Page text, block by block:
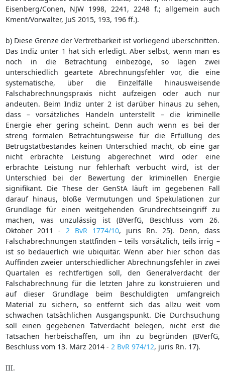
Eisenberg/Conen, NJW 1998, 2241, 2248 f.; allgemein auch
Kment/Vorwalter, JuS 2015, 193, 196 ff.).
b) Diese Grenze der Vertretbarkeit ist vorliegend überschritten.
Das Indiz unter 1 hat sich erledigt. Aber selbst, wenn man es
noch in die Betrachtung einbezöge, so lägen zwei
unterschiedlich geartete Abrechnungsfehler vor, die eine
systematische, über die Einzelfälle hinausweisende
Falschabrechnungspraxis nicht aufzeigen oder auch nur
andeuten. Beim Indiz unter 2 ist darüber hinaus zu sehen,
dass – vorsätzliches Handeln unterstellt – die kriminelle
Energie eher gering scheint. Denn auch wenn es bei der
streng formalen Betrachtungsweise für die Erfüllung des
Betrugstatbestandes keinen Unterschied macht, ob eine gar
nicht erbrachte Leistung abgerechnet wird oder eine
erbrachte Leistung nur fehlerhaft verbucht wird, ist der
Unterschied bei der Bewertung der kriminellen Energie
signifikant. Die These der GenStA läuft im gegebenen Fall
darauf hinaus, bloße Vermutungen und Spekulationen zur
Grundlage für einen weitgehenden Grundrechtseingriff zu
machen, was unzulässig ist (BVerfG, Beschluss vom 26.
Oktober 2011 - 2 BvR 1774/10, juris Rn. 25). Denn, dass
Falschabrechnungen stattfinden – teils vorsätzlich, teils irrig –
ist so bedauerlich wie ubiquitär. Wenn aber hier schon das
Auffinden zweier unterschiedlicher Abrechnungsfehler in zwei
Quartalen es rechtfertigen soll, den Generalverdacht der
Falschabrechnung für die letzten Jahre zu konstruieren und
auf dieser Grundlage beim Beschuldigten umfangreich
Material zu sichern, so entfernt sich das allzu weit vom
schwachen tatsächlichen Ausgangspunkt. Die Durchsuchung
soll einen gegebenen Tatverdacht belegen, nicht erst die
Tatsachen herbeischaffen, um ihn zu begründen (BVerfG,
Beschluss vom 13. März 2014 - 2 BvR 974/12, juris Rn. 17).
III.